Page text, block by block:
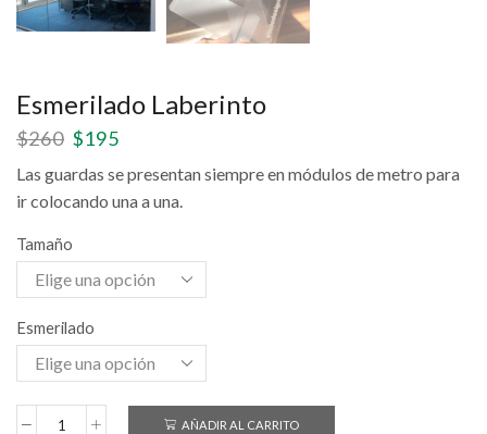
Esmerilado Laberinto
$260 $195
Las guardas se presentan siempre en módulos de metro para
ir colocando una a una.
Tamaño
Esmerilado
AÑADIR AL CARRITO